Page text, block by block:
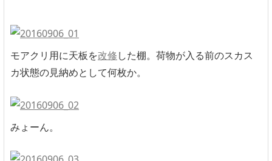
モアクリ用に天板を改修した棚。荷物が入る前のスカス
カ状態の見納めとして何枚か。
みょーん。